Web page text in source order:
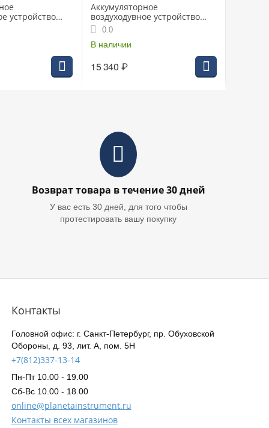
устройство
GD60BPB,
60 В, без АКБ и
Аккумуляторное
воздуходувное устройство
MAKITA DUB184Z, LXT BL 18В,
плоская насадка, без АКБ и ЗУ
0.0
В наличии
15 340 ₽
Возврат товара в течение 30 дней
У вас есть 30 дней, для того чтобы
протестировать вашу покупку
Контакты
Головной офис: г. Санкт-Петербург, пр. Обуховской
Обороны, д. 93, лит. А, пом. 5Н
+7(812)337-13-14
Пн-Пт 10.00 - 19.00
Сб-Вс 10.00 - 18.00
online@planetainstrument.ru
Контакты всех магазинов